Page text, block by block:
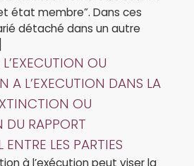
état membre”. Dans ces
détaché dans un autre
OU
A L’EXECUTION DANS LA
OU
RAPPORT
LES PARTIES
à l’exécution peut viser la